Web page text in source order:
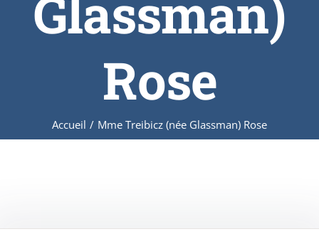
Glassman)
Rose
Accueil / Mme Treibicz (née Glassman) Rose